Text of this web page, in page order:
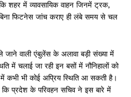
शहर में व्यावसायिक वाहन जिनमें ट्रक,
फिटनेस जांच कराए ही लंबे समय से चल
जाने वाली एंबुलेंस के अलावा बड़ी संख्या में
में चलाई जा रही इन बसों में नौनिहालों को
कभी भी कोई अप्रिय स्थिति आ सकती है।
प्रदेश के परिवहन सचिव ने इस बारे में